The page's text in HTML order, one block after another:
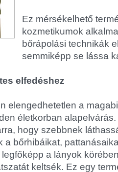
Ez mérsékelhető
kozmetikumok
bőrápolási technikák
semmiképp se lássa
elfedéshez
elengedhetetlen a
életkorban
hogy szebbnek
a bőrhibáikat,
a lányok
keltsék. Ez egy